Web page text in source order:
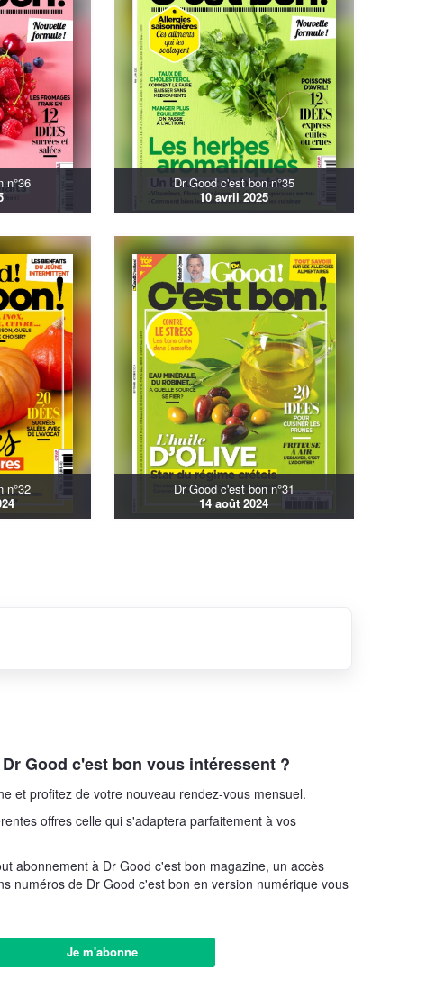
n°36
Dr Good c'est bon n°35
10 avril 2025
n°32
Dr Good c'est bon n°31
14 août 2024
Good c'est bon vous intéressent ?
et profitez de votre nouveau rendez-vous mensuel.
offres celle qui s'adaptera parfaitement à vos
abonnement à Dr Good c'est bon magazine, un accès
numéros de Dr Good c'est bon en version numérique vous
Je m'abonne